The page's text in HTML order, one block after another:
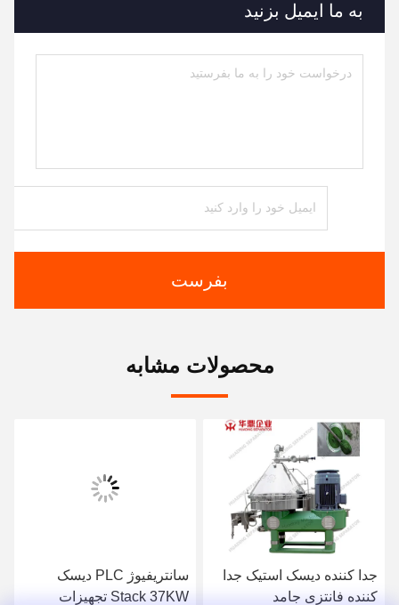
به ما ایمیل بزنید
بفرست
محصولات مشابه
جدا کننده دیسک استیک جدا
کننده فانتزی جامد
سانتریفیوژ PLC دیسک
Stack 37KW تجهیزات